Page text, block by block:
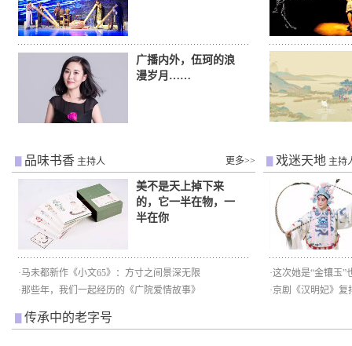
广播内外，伍珂的浪
漫岁月……
品味书香 主持人 更多>>
美不是天上掉下来
的，它一半在物，一
半在你
·马未都新作《小文65》：方寸之间景深无限
·那些年，我们一起经历的《广院爱情故事》
戏迷天地 主持
·这次她是“金镶玉”
·京剧《汉明妃》复
传承中的老字号